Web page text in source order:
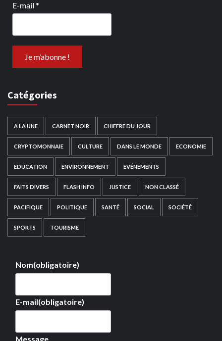
E-mail*
Catégories
A LA UNE CARNET NOIR CHIFFRE DU JOUR
CRYPTOMONNAIE CULTURE DANS LE MONDE ECONOMIE
EDUCATION ENVIRONNEMENT EVÉNEMENTS
FAITS DIVERS FLASH INFO JUSTICE NON CLASSÉ
PACIFIQUE POLITIQUE SANTÉ SOCIAL SOCIÉTÉ
SPORTS TOURISME
Nom(obligatoire)
E-mail(obligatoire)
Message